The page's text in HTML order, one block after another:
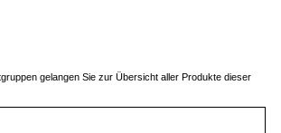
gelangen Sie zur Übersicht aller Produkte dieser